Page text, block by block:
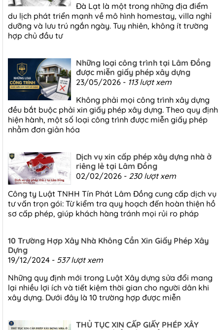
Đà Lạt là một trong những địa điểm
du lịch phát triển mạnh về mô hình homestay, villa nghỉ
dưỡng và lưu trú ngắn ngày. Tuy nhiên, không ít trường
hợp chủ đầu tư
Những loại công trình tại Lâm Đồng
được miễn giấy phép xây dựng
23/05/2026 - 113 lượt xem
Không phải mọi công trình xây dựng
đều bắt buộc phải xin giấy phép xây dựng. Theo quy định
hiện hành, một số loại công trình được miễn giấy phép
nhằm đơn giản hóa
Dịch vụ xin cấp phép xây dựng nhà ở
riêng lẻ tại Lâm Đồng
02/02/2026 - 230 lượt xem
Công ty Luật TNHH Tín Phát Lâm Đồng cung cấp dịch vụ
tư vấn trọn gói: Từ kiểm tra quy hoạch đến hoàn thiện hồ
sơ cấp phép, giúp khách hàng tránh mọi rủi ro pháp
10 Trường Hợp Xây Nhà Không Cần Xin Giấy Phép Xây
Dựng
19/12/2024 - 537 lượt xem
Những quy định mới trong Luật Xây dựng sửa đổi mang
lại nhiều lợi ích và tiết kiệm thời gian cho người dân khi
xây dựng. Dưới đây là 10 trường hợp được miễn
THỦ TỤC XIN CẤP GIẤY PHÉP XÂY